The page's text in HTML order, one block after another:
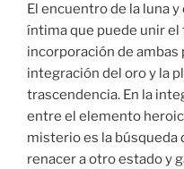
El encuentro de la luna
íntima que puede unir el
incorporación de ambas
integración del oro y la
trascendencia. En la
entre el elemento
misterio es la búsqueda
renacer a otro estado y